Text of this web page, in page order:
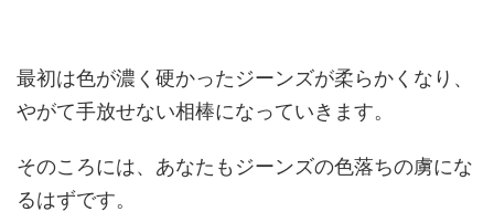
最初は色が濃く硬かったジーンズが柔らかくなり、
やがて手放せない相棒になっていきます。
そのころには、あなたもジーンズの色落ちの虜にな
るはずです。